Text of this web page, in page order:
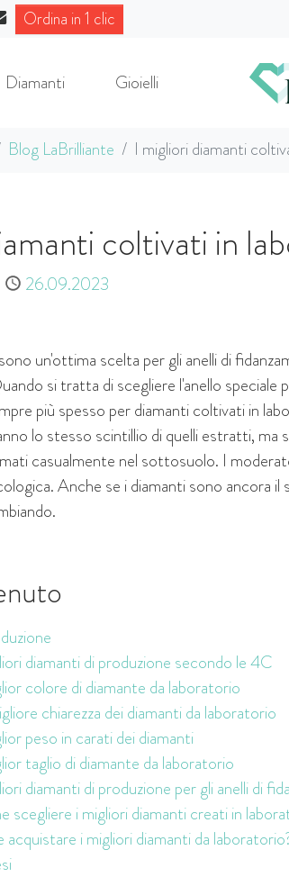
Ordina in 1 clic
Diamanti Gioielli
Blog LaBrilliante I migliori diamanti
coltivati in
Published
26.09.2023
un'ottima scelta per gli anelli di
si tratta di scegliere l'anello speciale
più spesso per diamanti coltivati in
lo stesso scintillio di quelli estratti, ma
casualmente nel sottosuolo. I
Anche se i diamanti sono ancora
diamanti di produzione secondo le 4C
colore di diamante da laboratorio
chiarezza dei diamanti da laboratorio
peso in carati dei diamanti
taglio di diamante da laboratorio
diamanti di produzione per gli anelli di
scegliere i migliori diamanti creati in
acquistare i migliori diamanti da